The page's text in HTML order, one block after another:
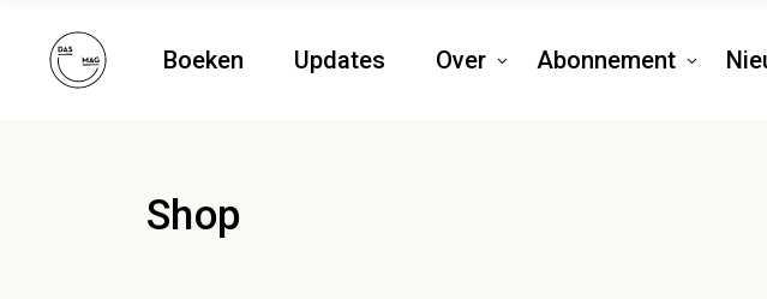
Boeken Updates Over Abonnement
Shop